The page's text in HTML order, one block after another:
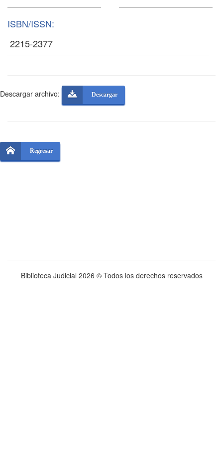
ISBN/ISSN:
Descargar archivo: Descargar
Regresar
Biblioteca Judicial 2026 © Todos los derechos reservados